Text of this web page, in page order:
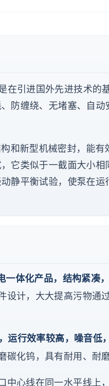
在引进国外先进技术的
防缠绕、无堵塞、自
和新型机械密封，能
它类似于一截面大小
静平衡试验，使泵在运
体化产品，结构紧凑，
设计，大大提高污物通
运行效率较高，噪音低
碳化钨，具有耐用、耐
中心线在同一水平线上